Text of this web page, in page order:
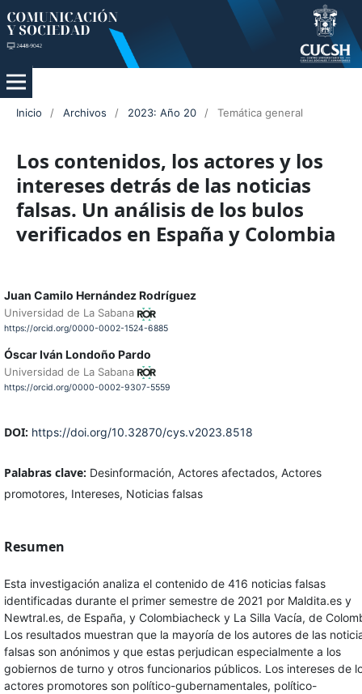
Inicio / Archivos / 2023: Año 20 / Temática general
Los contenidos, los actores y los
intereses detrás de las noticias
falsas. Un análisis de los bulos
verificados en España y Colombia
Juan Camilo Hernández Rodríguez
Universidad de La Sabana
https://orcid.org/0000-0002-1524-6885
Óscar Iván Londoño Pardo
Universidad de La Sabana
https://orcid.org/0000-0002-9307-5559
DOI: https://doi.org/10.32870/cys.v2023.8518
Palabras clave: Desinformación, Actores afectados, Actores
promotores, Intereses, Noticias falsas
Resumen
Esta investigación analiza el contenido de 416 noticias falsas
identificadas durante el primer semestre de 2021 por Maldita.es y
Newtral.es, de España, y Colombiacheck y La Silla Vacía, de
Los resultados muestran que la mayoría de los autores de las
falsas son anónimos y que estas perjudican especialmente a los
gobiernos de turno y otros funcionarios públicos. Los intereses de
actores promotores son político-gubernamentales, político-